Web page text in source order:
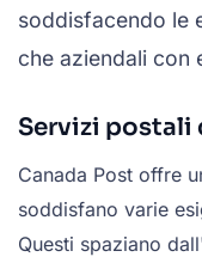
soddisfacendo le
che aziendali con
Servizi postali
Canada Post offre
soddisfano varie
Questi spaziano